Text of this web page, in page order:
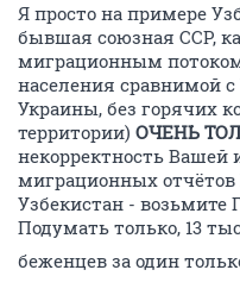
Я просто на примере
бывшая союзная ССР,
миграционным
населения сравнимой с
Украины, без горячих
территории) ОЧЕНЬ
некорректность Вашей
миграционных
Узбекистан -
Подумать только, 13
беженцев за один